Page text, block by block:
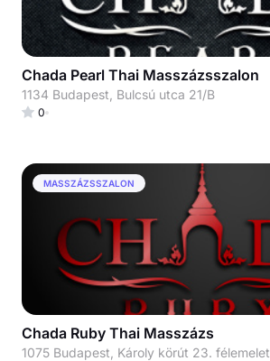
Chada Pearl Thai Masszázsszalon
1134 Budapest, Bulcsú utca 21/B
0
MASSZÁZSSZALON
Chada Ruby Thai Masszázs
1075 Budapest, Károly körút 23. félemelet